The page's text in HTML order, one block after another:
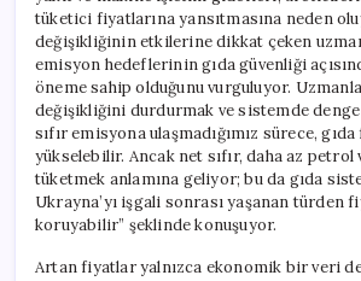
tüketici fiyatlarına yansıtmasına neden
değişikliğinin etkilerine dikkat çeken
emisyon hedeflerinin gıda güvenliği
öneme sahip olduğunu vurguluyor.
değişikliğini durdurmak ve sistemde
sıfır emisyona ulaşmadığımız sürece,
yükselebilir. Ancak net sıfır, daha az petrol
tüketmek anlamına geliyor; bu da gıda
Ukrayna’yı işgali sonrası yaşanan türden
koruyabilir” şeklinde konuşuyor.
Artan fiyatlar yalnızca ekonomik bir veri